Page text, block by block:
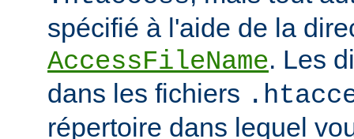
spécifié à l'aide de la
AccessFileName. Les
dans les fichiers
répertoire dans lequel